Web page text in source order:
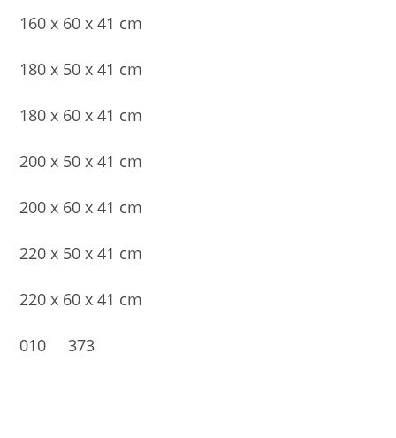
160 x 60 x 41 cm
180 x 50 x 41 cm
180 x 60 x 41 cm
200 x 50 x 41 cm
200 x 60 x 41 cm
220 x 50 x 41 cm
220 x 60 x 41 cm
010 373